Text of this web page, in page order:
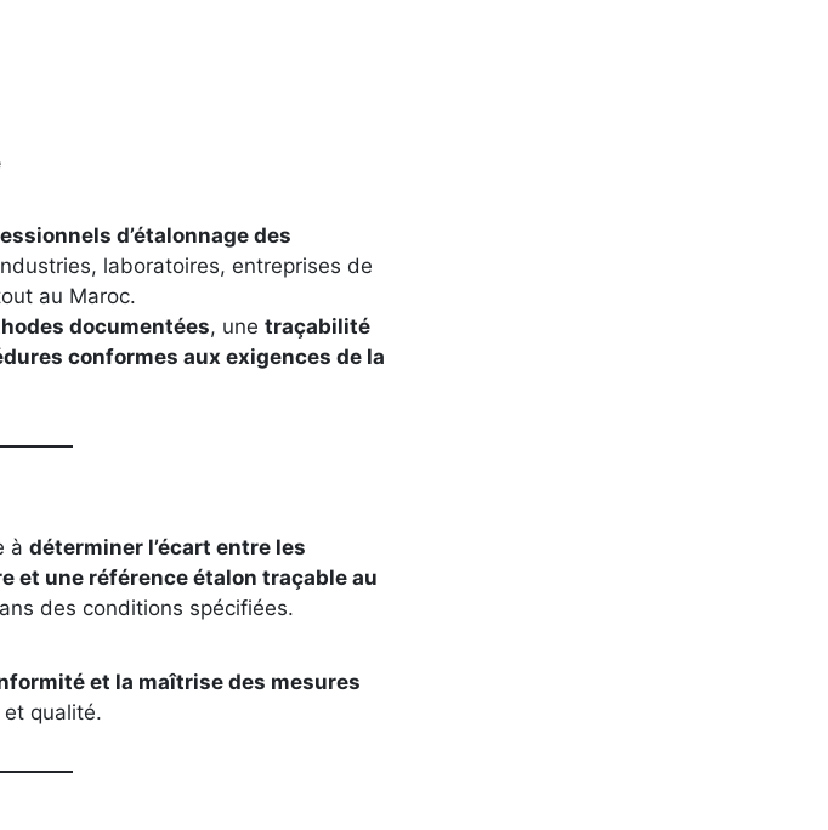
d’étalonnage des
laboratoires, entreprises de
au Maroc.
documentées, une traçabilité
conformes aux exigences de la
à déterminer l’écart entre les
et une référence étalon traçable au
des conditions spécifiées.
et la maîtrise des mesures
qualité.